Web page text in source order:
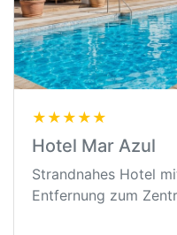
★★★★★
Hotel Mar Azul
Strandnahes Hotel
Entfernung zum